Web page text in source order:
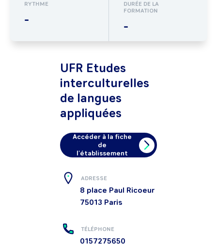
RYTHME
-
DURÉE DE LA
FORMATION
-
UFR Etudes
interculturelles
de langues
appliquées
Accéder à la fiche
de
l'établissement
ADRESSE
8 place Paul Ricoeur
75013 Paris
TÉLÉPHONE
0157275650